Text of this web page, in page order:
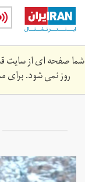
Skip
main
content
شما صفحه ای از سایت
روز نمی شود. برای